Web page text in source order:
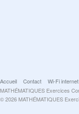
Accueil Contact
Wi-Fi internet
MATHÉMATIQUES Exercices
© 2026 MATHÉMATIQUES